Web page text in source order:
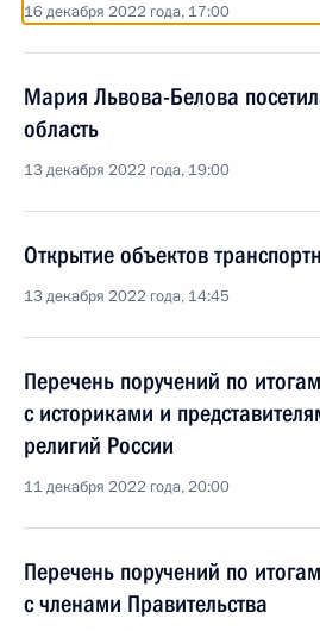
16 декабря 2022 года, 17:00
Мария Львова-Белова
область
13 декабря 2022 года, 19:00
Открытие объектов
13 декабря 2022 года, 14:45
Перечень поручений по
с историками и
религий России
11 декабря 2022 года, 20:00
Перечень поручений по
с членами Правительства